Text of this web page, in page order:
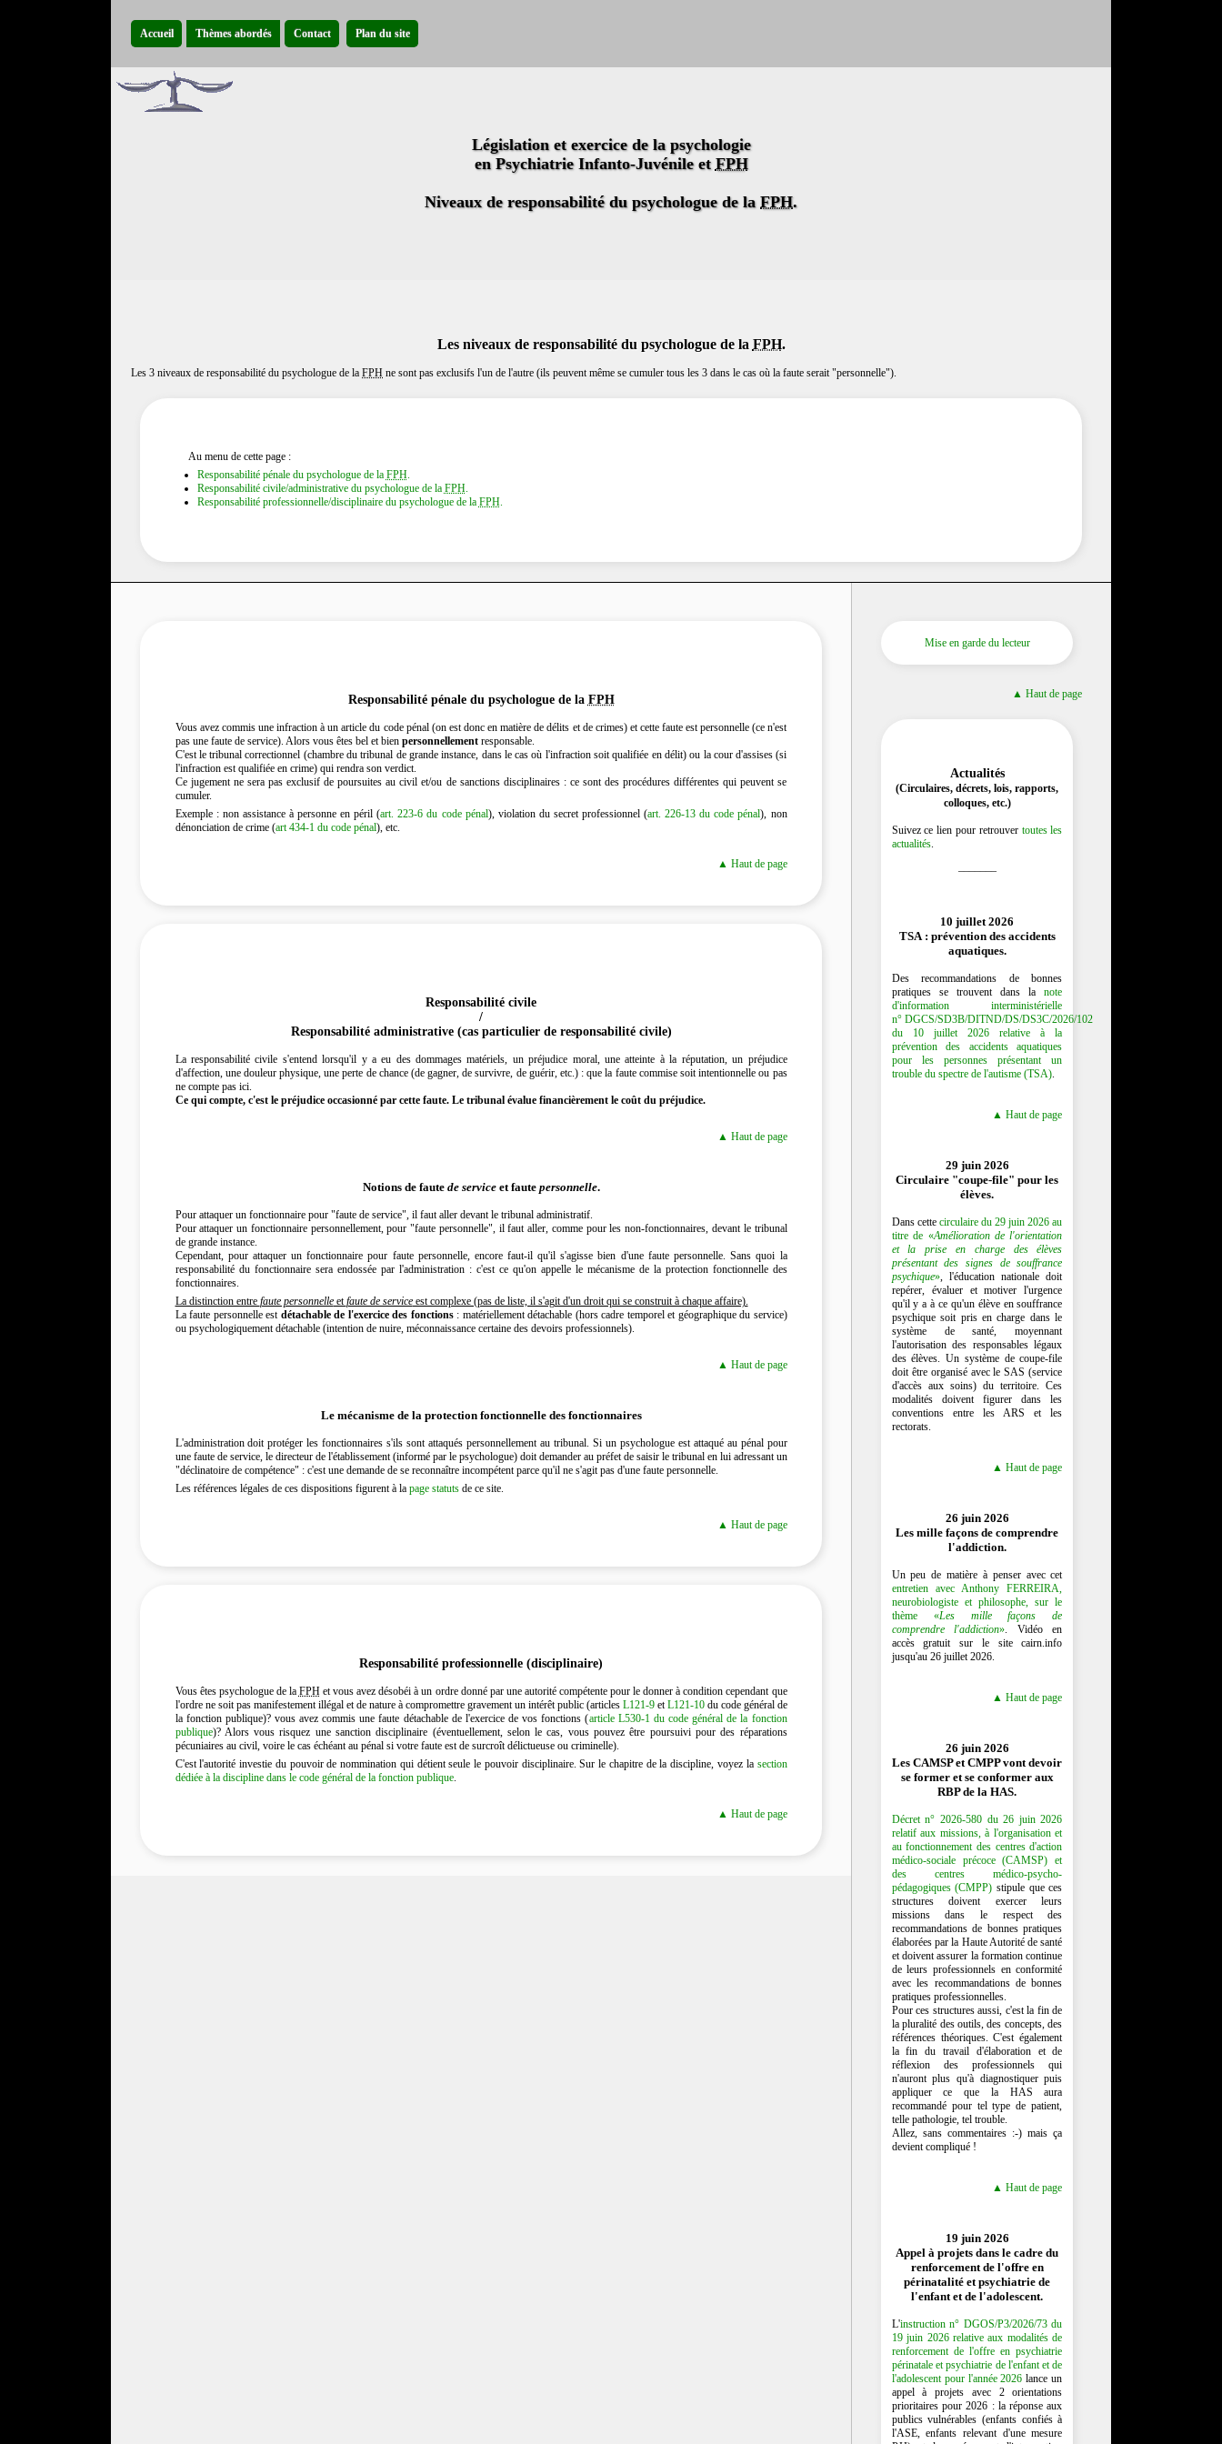
Accueil Thèmes abordés Contact Plan du site
Législation et exercice de la psychologie
en Psychiatrie Infanto-Juvénile et FPH
Niveaux de responsabilité du psychologue de la FPH.
Les niveaux de responsabilité du psychologue de la FPH.
Les 3 niveaux de responsabilité du psychologue de la FPH ne sont pas exclusifs l'un de l'autre (ils peuvent même se cumuler tous les 3 dans le cas où la faute serait "personnelle").
Au menu de cette page :
Responsabilité pénale du psychologue de la FPH.
Responsabilité civile/administrative du psychologue de la FPH.
Responsabilité professionnelle/disciplinaire du psychologue de la FPH.
Responsabilité pénale du psychologue de la FPH
Vous avez commis une infraction à un article du code pénal (on est donc en matière de délits et de crimes) et cette faute est personnelle (ce n'est
pas une faute de service). Alors vous êtes bel et bien personnellementresponsable.
C'est le tribunal correctionnel (chambre du tribunal de grande instance, dans le cas où l'infraction soit qualifiée en délit) ou la cour d'assises (si
l'infraction est qualifiée en crime) qui rendra son verdict.
Ce jugement ne sera pas exclusif de poursuites au civil et/ou de sanctions disciplinaires : ce sont des procédures différentes qui peuvent se
cumuler.
Exemple : non assistance à personne en péril (art. 223-6 du code pénal), violation du secret professionnel (art. 226-13 du code pénal), non
dénonciation de crime (art 434-1 du code pénal), etc.
▲ Haut de page
Responsabilité civile
/
Responsabilité administrative (cas particulier de responsabilité civile)
La responsabilité civile s'entend lorsqu'il y a eu des dommages matériels, un préjudice moral, une atteinte à la réputation, un préjudice
d'affection, une douleur physique, une perte de chance (de gagner, de survivre, de guérir, etc.) : que la faute commise soit intentionnelle ou pas
ne compte pas ici.
Ce qui compte, c'est le préjudice occasionné par cette faute. Le tribunal évalue financièrement le coût du préjudice.
▲ Haut de page
Notions de faute de serviceet faute personnelle.
Pour attaquer un fonctionnaire pour "faute de service", il faut aller devant le tribunal administratif.
Pour attaquer un fonctionnaire personnellement, pour "faute personnelle", il faut aller, comme pour les non-fonctionnaires, devant le tribunal
de grande instance.
Cependant, pour attaquer un fonctionnaire pour faute personnelle, encore faut-il qu'il s'agisse bien d'une faute personnelle. Sans quoi la
responsabilité du fonctionnaire sera endossée par l'administration : c'est ce qu'on appelle le mécanisme de la protection fonctionnelle des
fonctionnaires.
La distinction entre faute personnelleet faute de serviceest complexe (pas de liste, il s'agit d'un droit qui se construit à chaque affaire).
La faute personnelle est détachable de l'exercice des fonctions: matériellement détachable (hors cadre temporel et géographique du service)
ou psychologiquement détachable (intention de nuire, méconnaissance certaine des devoirs professionnels).
▲ Haut de page
Le mécanisme de la protection fonctionnelle des fonctionnaires
L'administration doit protéger les fonctionnaires s'ils sont attaqués personnellement au tribunal. Si un psychologue est attaqué au pénal pour
une faute de service, le directeur de l'établissement (informé par le psychologue) doit demander au préfet de saisir le tribunal en lui adressant un
"déclinatoire de compétence" : c'est une demande de se reconnaître incompétent parce qu'il ne s'agit pas d'une faute personnelle.
Les références légales de ces dispositions figurent à la page statutsde ce site.
▲ Haut de page
Responsabilité professionnelle (disciplinaire)
Vous êtes psychologue de la FPHet vous avez désobéi à un ordre donné par une autorité compétente pour le donner à condition cependant que
l'ordre ne soit pas manifestement illégal et de nature à compromettre gravement un intérêt public (articles L121-9et L121-10du code général de
la fonction publique)? vous avez commis une faute détachable de l'exercice de vos fonctions (article L530-1 du code général de la fonction
publique)? Alors vous risquez une sanction disciplinaire (éventuellement, selon le cas, vous pouvez être poursuivi pour des réparations
pécuniaires au civil, voire le cas échéant au pénal si votre faute est de surcroît délictueuse ou criminelle).
C'est l'autorité investie du pouvoir de nommination qui détient seule le pouvoir disciplinaire. Sur le chapitre de la discipline, voyez la section
dédiée à la discipline dans le code général de la fonction publique.
▲ Haut de page
Mise en garde du lecteur
▲ Haut de page
Actualités
(Circulaires, décrets, lois, rapports,
colloques, etc.)
Suivez ce lien pour retrouver toutes les
actualités.
10 juillet 2026
TSA : prévention des accidents
aquatiques.
Des recommandations de bonnes
pratiques se trouvent dans lanote
d'information interministérielle
n° DGCS/SD3B/DITND/DS/DS3C/2026/102
du 10 juillet 2026 relative à la
prévention des accidents aquatiques
pour les personnes présentant un
trouble du spectre de l'autisme (TSA).
▲ Haut de page
29 juin 2026
Circulaire "coupe-file" pour les
élèves.
Dans cette circulaire du 29 juin 2026 au
titre de «Amélioration de l'orientation
et la prise en charge des élèves
présentant des signes de souffrance
psychique», l'éducation nationale doit
repérer, évaluer et motiver l'urgence
qu'il y a à ce qu'un élève en souffrance
psychique soit pris en charge dans le
système de santé, moyennant
l'autorisation des responsables légaux
des élèves. Un système de coupe-file
doit être organisé avec le SAS (service
d'accès aux soins) du territoire. Ces
modalités doivent figurer dans les
conventions entre les ARS et les
rectorats.
▲ Haut de page
26 juin 2026
Les mille façons de comprendre
l'addiction.
Un peu de matière à penser avec cet
entretien avec Anthony FERREIRA,
neurobiologiste et philosophe, sur le
thème «Les mille façons de
comprendre l'addiction». Vidéo en
accès gratuit sur le site cairn.info
jusqu'au 26 juillet 2026.
▲ Haut de page
26 juin 2026
Les CAMSP et CMPP vont devoir
se former et se conformer aux
RBP de la HAS.
Décret n° 2026-580 du 26 juin 2026
relatif aux missions, à l'organisation et
au fonctionnement des centres d'action
médico-sociale précoce (CAMSP) et
des centres médico-psycho-
pédagogiques (CMPP) stipule que ces
structures doivent exercer leurs
missions dans le respect des
recommandations de bonnes pratiques
élaborées par la Haute Autorité de santé
et doivent assurer la formation continue
de leurs professionnels en conformité
avec les recommandations de bonnes
pratiques professionnelles.
Pour ces structures aussi, c'est la fin de
la pluralité des outils, des concepts, des
références théoriques. C'est également
la fin du travail d'élaboration et de
réflexion des professionnels qui
n'auront plus qu'à diagnostiquer puis
appliquer ce que la HAS aura
recommandé pour tel type de patient,
telle pathologie, tel trouble.
Allez, sans commentaires :-) mais ça
devient compliqué !
▲ Haut de page
19 juin 2026
Appel à projets dans le cadre du
renforcement de l'offre en
périnatalité et psychiatrie de
l'enfant et de l'adolescent.
L'instruction n° DGOS/P3/2026/73 du
19 juin 2026 relative aux modalités de
renforcement de l'offre en psychiatrie
périnatale et psychiatrie de l'enfant et de
l'adolescent pour l'année 2026 lance un
appel à projets avec 2 orientations
prioritaires pour 2026 : la réponse aux
publics vulnérables (enfants confiés à
l'ASE, enfants relevant d'une mesure